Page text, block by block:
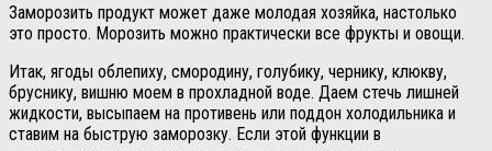
Заморозить продукт может даже молодая хозяйка, настолько
это просто. Морозить можно практически все фрукты и овощи.
Итак, ягоды облепиху, смородину, голубику, чернику, клюкву,
бруснику, вишню моем в прохладной воде. Даем стечь лишней
жидкости, высыпаем на противень или поддон холодильника и
ставим на быструю заморозку. Если этой функции в